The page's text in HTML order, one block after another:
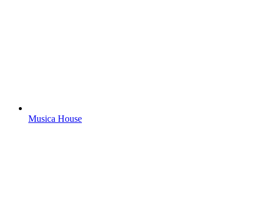
Musica House